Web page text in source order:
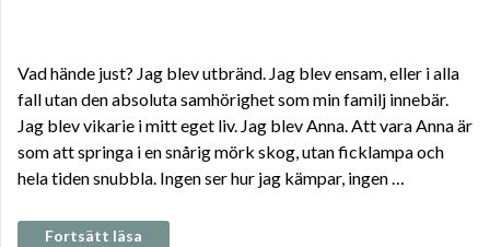
Vad hände just? Jag blev utbränd. Jag blev ensam, eller i alla
fall utan den absoluta samhörighet som min familj innebär.
Jag blev vikarie i mitt eget liv. Jag blev Anna. Att vara Anna är
som att springa i en snårig mörk skog, utan ficklampa och
hela tiden snubbla. Ingen ser hur jag kämpar, ingen …
Fortsätt läsa